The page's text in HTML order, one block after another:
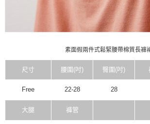
素面假兩件式鬆緊腰帶棉質長褲
尺寸 腰圍(吋) 臀圍(吋)
Free 22-28 28
大腿 褲管